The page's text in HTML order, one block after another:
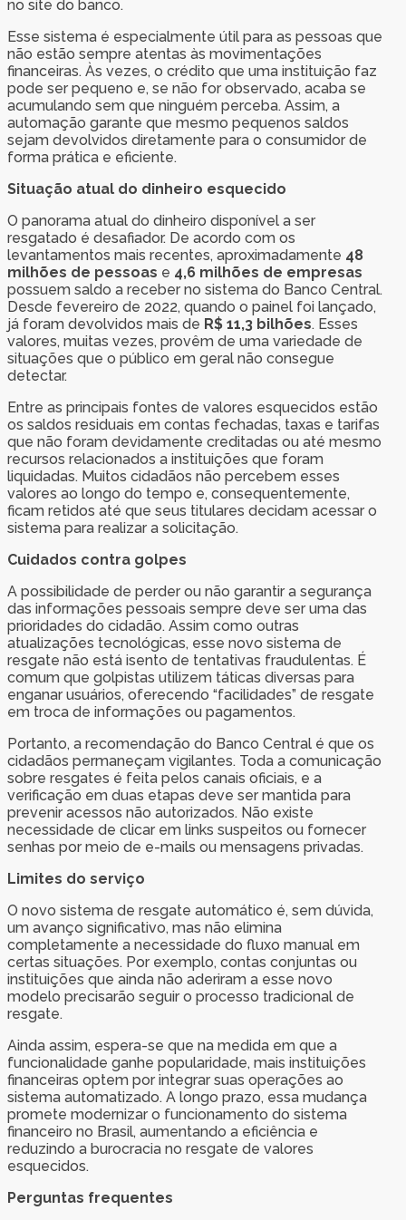
no site do banco.
Esse sistema é especialmente útil para as pessoas que
não estão sempre atentas às movimentações
financeiras. Às vezes, o crédito que uma instituição faz
pode ser pequeno e, se não for observado, acaba se
acumulando sem que ninguém perceba. Assim, a
automação garante que mesmo pequenos saldos
sejam devolvidos diretamente para o consumidor de
forma prática e eficiente.
Situação atual do dinheiro esquecido
O panorama atual do dinheiro disponível a ser
resgatado é desafiador. De acordo com os
levantamentos mais recentes, aproximadamente 48
milhões de pessoas e 4,6 milhões de empresas
possuem saldo a receber no sistema do Banco Central.
Desde fevereiro de 2022, quando o painel foi lançado,
já foram devolvidos mais de R$ 11,3 bilhões. Esses
valores, muitas vezes, provêm de uma variedade de
situações que o público em geral não consegue
detectar.
Entre as principais fontes de valores esquecidos estão
os saldos residuais em contas fechadas, taxas e tarifas
que não foram devidamente creditadas ou até mesmo
recursos relacionados a instituições que foram
liquidadas. Muitos cidadãos não percebem esses
valores ao longo do tempo e, consequentemente,
ficam retidos até que seus titulares decidam acessar o
sistema para realizar a solicitação.
Cuidados contra golpes
A possibilidade de perder ou não garantir a segurança
das informações pessoais sempre deve ser uma das
prioridades do cidadão. Assim como outras
atualizações tecnológicas, esse novo sistema de
resgate não está isento de tentativas fraudulentas. É
comum que golpistas utilizem táticas diversas para
enganar usuários, oferecendo “facilidades” de resgate
em troca de informações ou pagamentos.
Portanto, a recomendação do Banco Central é que os
cidadãos permaneçam vigilantes. Toda a comunicação
sobre resgates é feita pelos canais oficiais, e a
verificação em duas etapas deve ser mantida para
prevenir acessos não autorizados. Não existe
necessidade de clicar em links suspeitos ou fornecer
senhas por meio de e-mails ou mensagens privadas.
Limites do serviço
O novo sistema de resgate automático é, sem dúvida,
um avanço significativo, mas não elimina
completamente a necessidade do fluxo manual em
certas situações. Por exemplo, contas conjuntas ou
instituições que ainda não aderiram a esse novo
modelo precisarão seguir o processo tradicional de
resgate.
Ainda assim, espera-se que na medida em que a
funcionalidade ganhe popularidade, mais instituições
financeiras optem por integrar suas operações ao
sistema automatizado. A longo prazo, essa mudança
promete modernizar o funcionamento do sistema
financeiro no Brasil, aumentando a eficiência e
reduzindo a burocracia no resgate de valores
esquecidos.
Perguntas frequentes